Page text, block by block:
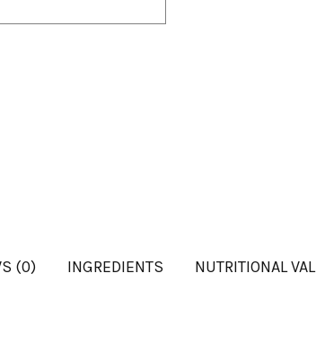
(0) INGREDIENTS NUTRITIONAL